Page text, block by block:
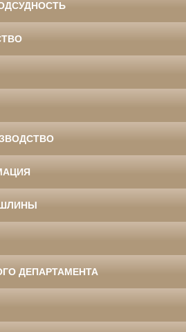
ДЕПАРТАМЕНТА